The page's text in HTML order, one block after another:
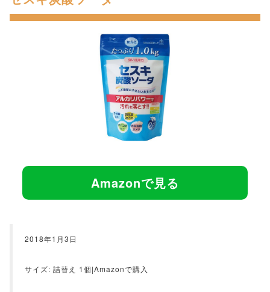
Amazonで見る
2018年1月3日
サイズ: 詰替え 1個|Amazonで購入